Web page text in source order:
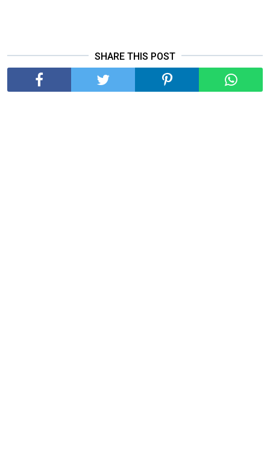
SHARE THIS POST